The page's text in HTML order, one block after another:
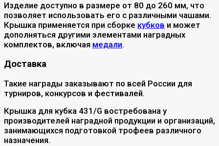
Изделие доступно в размере от 80 до 260 мм, что
позволяет использовать его с различными чашами.
Крышка применяется при сборке кубков и может
дополняться другими элементами наградных
комплектов, включая медали.
Доставка
Такие награды заказывают по всей России для
турниров, конкурсов и фестивалей.
Крышка для кубка 431/G востребована у
производителей наградной продукции и организаций,
занимающихся подготовкой трофеев различного
назначения.